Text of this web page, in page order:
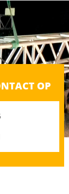
400X300
OP